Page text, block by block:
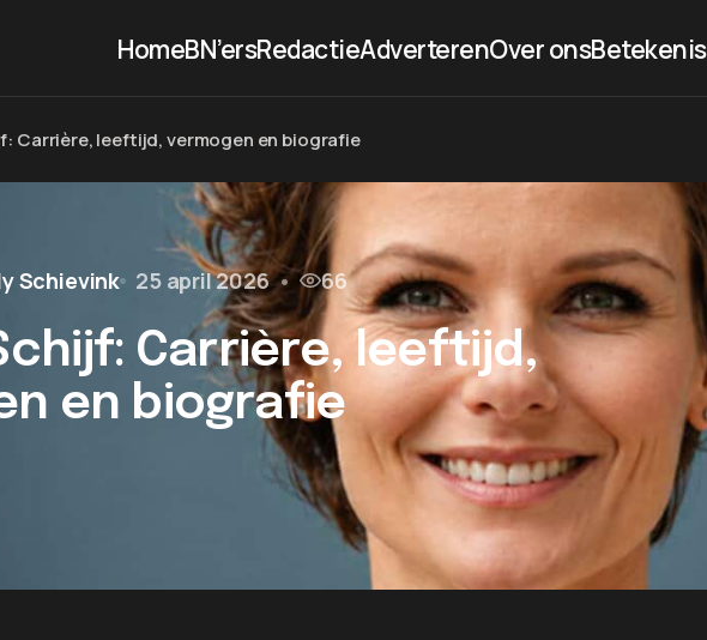
HomeBN’ersRedactieAdverterenOver ons
Carrière, leeftijd, vermogen en biografie
Schievink 25 april 2026 • 66
Carrière, leeftijd,
en biografie